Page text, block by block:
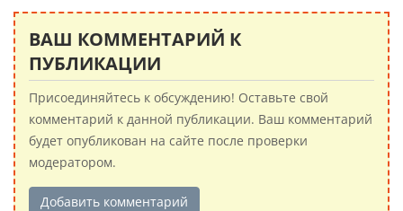
ВАШ КОММЕНТАРИЙ К
ПУБЛИКАЦИИ
Присоединяйтесь к обсуждению! Оставьте свой
комментарий к данной публикации. Ваш комментарий
будет опубликован на сайте после проверки
модератором.
Добавить комментарий